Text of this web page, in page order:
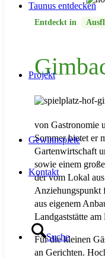
Taunus entdecken
Projekt
Gewinnspiele
Kontakt
Suche
Entdeckt in
von Gastronomie
Sommer bietet er
Gartenwirtschaft
sowie einem
der vom Lokal
Anziehungspunkt
aus eigenem
Landgaststätte
Für die kleinen
an Gerichten.